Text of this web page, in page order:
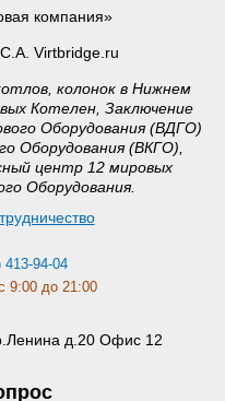
компания»
Virtbridge.ru
колонок в Нижнем
Котелен, Заключение
Оборудования (ВДГО)
Оборудования (ВКГО),
центр 12 мировых
Оборудования.
413-94-04
9:00 до 21:00
д.20 Офис 12